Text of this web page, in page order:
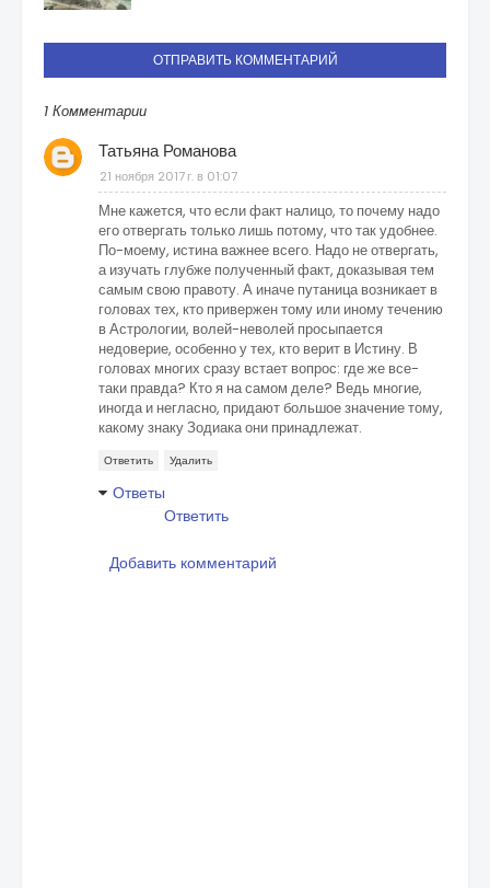
ОТПРАВИТЬ КОММЕНТАРИЙ
1 Комментарии
Татьяна Романова
21 ноября 2017 г. в 01:07
Мне кажется, что если факт налицо, то почему надо
его отвергать только лишь потому, что так удобнее.
По-моему, истина важнее всего. Надо не отвергать,
а изучать глубже полученный факт, доказывая тем
самым свою правоту. А иначе путаница возникает в
головах тех, кто привержен тому или иному течению
в Астрологии, волей-неволей просыпается
недоверие, особенно у тех, кто верит в Истину. В
головах многих сразу встает вопрос: где же все-
таки правда? Кто я на самом деле? Ведь многие,
иногда и негласно, придают большое значение тому,
какому знаку Зодиака они принадлежат.
Ответить Удалить
Ответы
Ответить
Добавить комментарий